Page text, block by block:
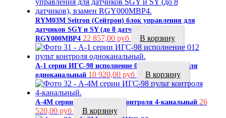
RYM03M Seitron (Сейтрон) блок управления для
датчиков SGY и SY (до 8 датчиков), взамен
RGY000MBP4 22 857,00руб В корзину
А-1 серии ИГС-98 исполнение 012 пульт контроля
одноканальный 10 920,00руб В корзину
А-4М серии ИГС-98 пульт контроля 4-канальный 26
520,00руб В корзину